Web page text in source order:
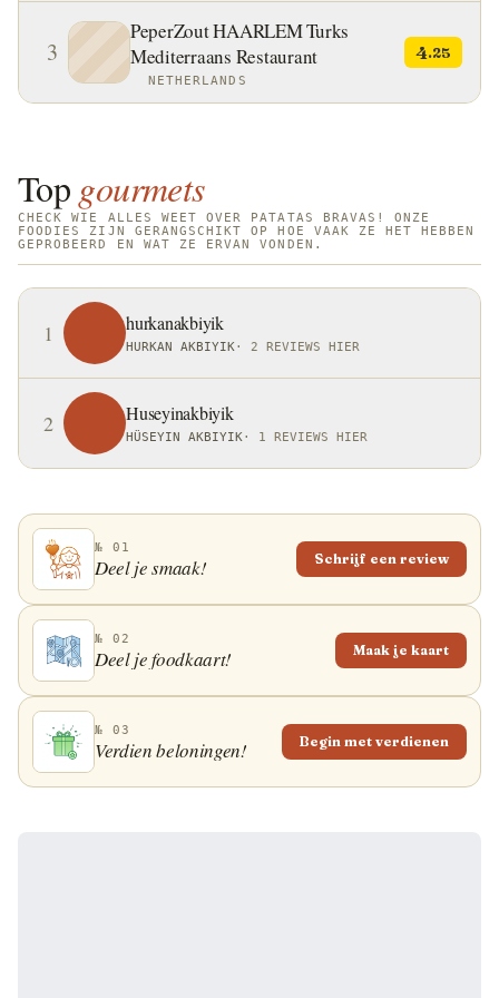
Bravas zijn het ultieme sociale voedsel, bedoeld om
te delen met vrienden naast een biertje of een glas
vermout. Ze zijn goedkoop, troostend en diep
3
PeperZout HAARLEM Turks
Mediterraans Restaurant
NETHERLANDS
4.25
Top gourmets
CHECK WIE ALLES WEET OVER PATATAS BRAVAS! ONZE
FOODIES ZIJN GERANGSCHIKT OP HOE VAAK ZE HET HEBBEN
GEPROBEERD EN WAT ZE ERVAN VONDEN.
1 hurkanakbiyik
HURKAN AKBIYIK · 2 REVIEWS HIER
2 Huseyinakbiyik
HÜSEYIN AKBIYIK · 1 REVIEWS HIER
№ 01
Deel je smaak! Schrijf een review
№ 02
Deel je foodkaart! Maak je kaart
№ 03
Verdien beloningen! Begin met verdienen